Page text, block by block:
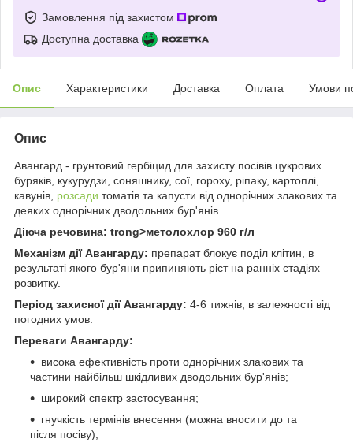
Замовлення під захистом
Доступна доставка
Опис Характеристики Доставка Оплата Умови
Опис
Авангард - грунтовий гербіцид для захисту посівів цукрових
буряків, кукурудзи, соняшнику, сої, гороху, ріпаку, картоплі,
кавунів, розсади томатів та капусти від однорічних злакових та
деяких однорічних дводольних бур'янів.
Діюча речовина: trong>метолохлор 960 г/л
Механізм дії Авангарду: препарат блокує поділ клітин, в
результаті якого бур'яни припиняють ріст на ранніх стадіях
розвитку.
Період захисної дії Авангарду: 4-6 тижнів, в залежності від
погодних умов.
Переваги Авангарду:
висока ефективність проти однорічних злакових та
частини найбільш шкідливих дводольних бур'янів;
широкий спектр застосування;
гнучкість термінів внесення (можна вносити до та
після посіву);